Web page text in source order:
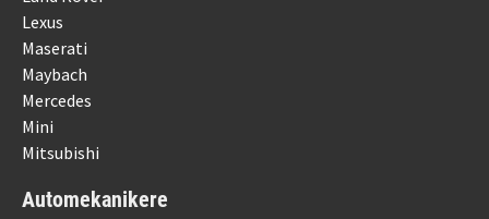
Lexus
Maserati
Maybach
Mercedes
Mini
Mitsubishi
Automekanikere